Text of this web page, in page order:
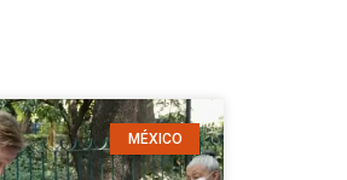
MÉXICO